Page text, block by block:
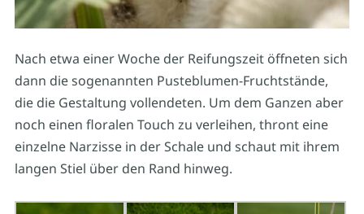
Nach etwa einer Woche der Reifungszeit öffneten sich
dann die sogenannten Pusteblumen-Fruchtstände,
die die Gestaltung vollendeten. Um dem Ganzen aber
noch einen floralen Touch zu verleihen, thront eine
einzelne Narzisse in der Schale und schaut mit ihrem
langen Stiel über den Rand hinweg.